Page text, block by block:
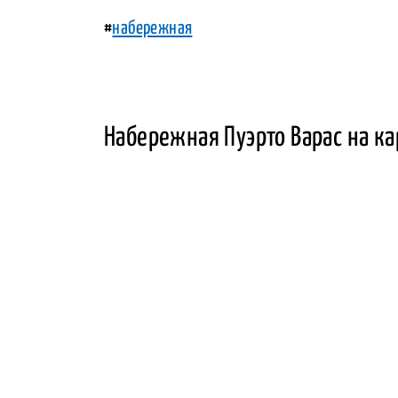
#набережная
Набережная Пуэрто Варас на